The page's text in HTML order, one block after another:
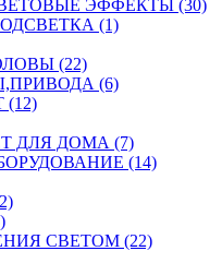
ЭФФЕКТЫ (30)
(1)
(22)
(6)
ДЛЯ ДОМА (7)
(14)
СВЕТОМ (22)